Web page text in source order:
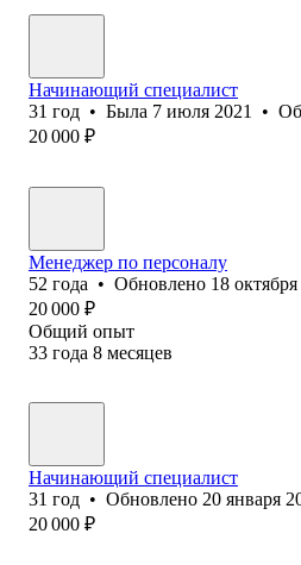
Начинающий специалист
31 год • Была 7 июля 2021 •
20 000 ₽
Менеджер по персоналу
52 года • Обновлено 18
20 000 ₽
Общий опыт
33 года 8 месяцев
Начинающий специалист
31 год • Обновлено 20 января
20 000 ₽